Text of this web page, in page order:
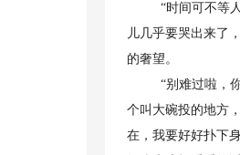
“时间可不等
儿几乎要哭出来了
的奢望。
“别难过啦，
个叫大碗投的地方
在，我要好好扑下